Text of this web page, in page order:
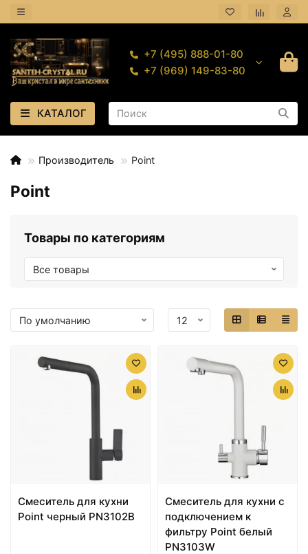
+7 (495) 888-01-80
+7 (969) 149-83-80
КАТАЛОГ
Производитель Point
Point
Товары по категориям
Смеситель для кухни
Point черный PN3102B
Смеситель для кухни с
подключением к
фильтру Point белый
PN3103W